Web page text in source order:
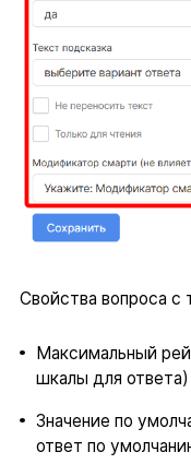
Свойства вопроса с
Максимальный
шкалы для ответа)
Значение по
ответ по